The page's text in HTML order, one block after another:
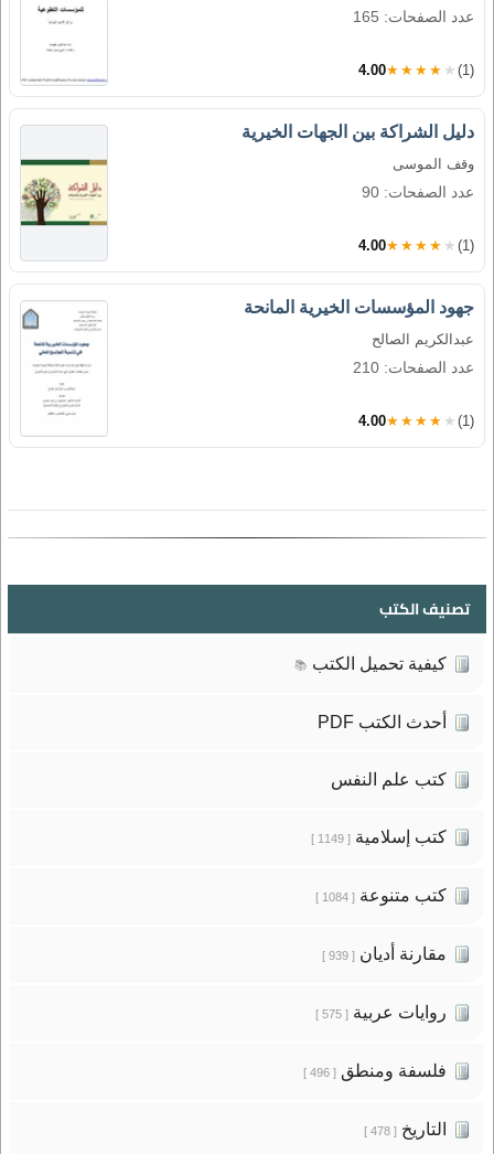
عدد الصفحات: 165
4.00★★★★★ (1)
دليل الشراكة بين الجهات الخيرية
وقف الموسى
عدد الصفحات: 90
4.00★★★★★ (1)
جهود المؤسسات الخيرية المانحة
عبدالكريم الصالح
عدد الصفحات: 210
4.00★★★★★ (1)
تصنيف الكتب
كيفية تحميل الكتب 📚
أحدث الكتب PDF
كتب علم النفس
كتب إسلامية[ 1149 ]
كتب متنوعة[ 1084 ]
مقارنة أديان[ 939 ]
روايات عربية[ 575 ]
فلسفة ومنطق[ 496 ]
التاريخ[ 478 ]